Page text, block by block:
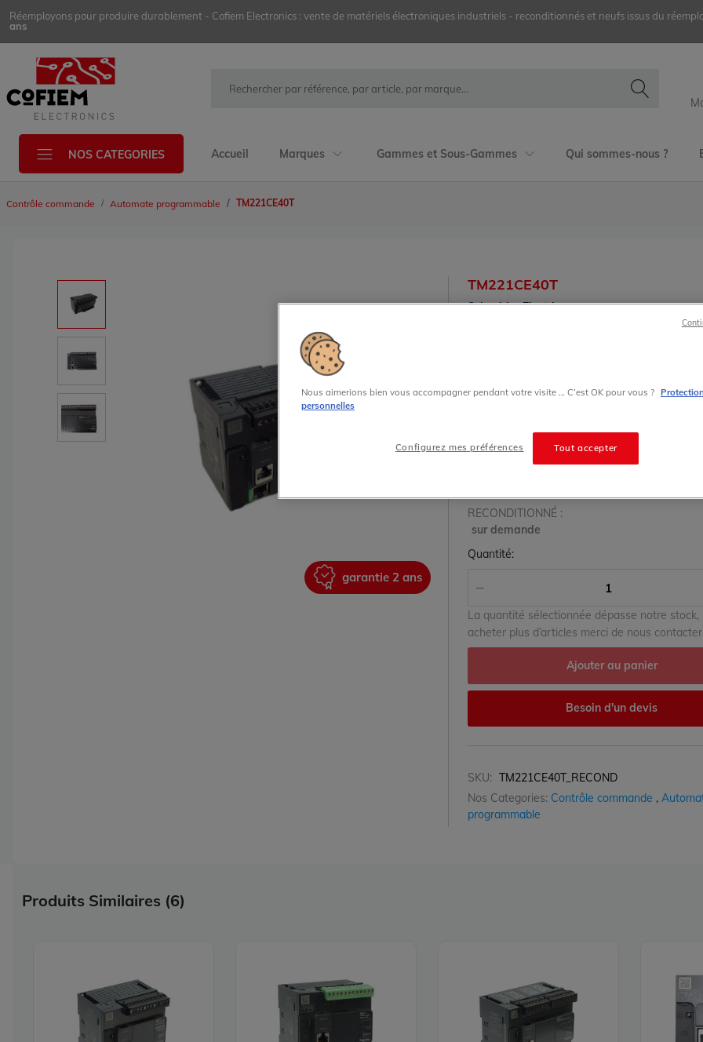
Réemployons pour produire durablement - Cofiem Electronics : vente de matériels électroniques industriels - reconditionnés et neufs issus du
ans
NOS CATEGORIES Accueil Marques Gammes et Sous-Gammes Qui sommes-nous ?
Contrôle commande Automate programmable TM221CE40T
garantie 2 ans
TM221CE40T
Schneider Electric
prix sur demande
RECONDITIONNÉ
RECONDITIONNÉ :
sur demande
Quantité:
La quantité sélectionnée dépasse notre stock,
acheter plus d’articles merci de nous
Ajouter au panier
Besoin d'un devis
SKU: TM221CE40T_RECOND
Nos Categories: Contrôle commande ,
programmable
Produits Similaires (6)
Nous aimerions bien vous accompagner pendant votre visite … C’est OK pour vous ?
personnelles
Tout accepter
Configurez mes préférences